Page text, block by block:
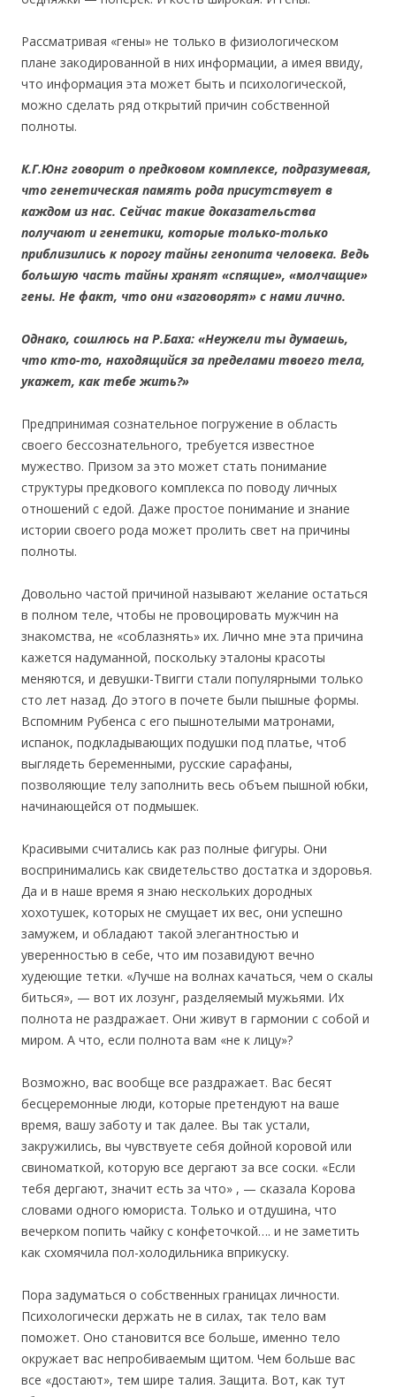
Рассматривая «гены» не только в физиологическом
плане закодированной в них информации, а имея ввиду,
что информация эта может быть и психологической,
можно сделать ряд открытий причин собственной
полноты.
К.Г.Юнг говорит о предковом комплексе, подразумевая,
что генетическая память рода присутствует в
каждом из нас. Сейчас такие доказательства
получают и генетики, которые только-только
приблизились к порогу тайны генопита человека. Ведь
большую часть тайны хранят «спящие», «молчащие»
гены. Не факт, что они «заговорят» с нами лично.
Однако, сошлюсь на Р.Баха: «Неужели ты думаешь,
что кто-то, находящийся за пределами твоего тела,
укажет, как тебе жить?»
Предпринимая сознательное погружение в область
своего бессознательного, требуется известное
мужество. Призом за это может стать понимание
структуры предкового комплекса по поводу личных
отношений с едой. Даже простое понимание и знание
истории своего рода может пролить свет на причины
полноты.
Довольно частой причиной называют желание остаться
в полном теле, чтобы не провоцировать мужчин на
знакомства, не «соблазнять» их. Лично мне эта причина
кажется надуманной, поскольку эталоны красоты
меняются, и девушки-Твигги стали популярными только
сто лет назад. До этого в почете были пышные формы.
Вспомним Рубенса с его пышнотелыми матронами,
испанок, подкладывающих подушки под платье, чтоб
выглядеть беременными, русские сарафаны,
позволяющие телу заполнить весь объем пышной юбки,
начинающейся от подмышек.
Красивыми считались как раз полные фигуры. Они
воспринимались как свидетельство достатка и здоровья.
Да и в наше время я знаю нескольких дородных
хохотушек, которых не смущает их вес, они успешно
замужем, и обладают такой элегантностью и
уверенностью в себе, что им позавидуют вечно
худеющие тетки. «Лучше на волнах качаться, чем о скалы
биться», — вот их лозунг, разделяемый мужьями. Их
полнота не раздражает. Они живут в гармонии с собой и
миром. А что, если полнота вам «не к лицу»?
Возможно, вас вообще все раздражает. Вас бесят
бесцеремонные люди, которые претендуют на ваше
время, вашу заботу и так далее. Вы так устали,
закружились, вы чувствуете себя дойной коровой или
свиноматкой, которую все дергают за все соски. «Если
тебя дергают, значит есть за что» , — сказала Корова
словами одного юмориста. Только и отдушина, что
вечерком попить чайку с конфеточкой…. и не заметить
как схомячила пол-холодильника вприкуску.
Пора задуматься о собственных границах личности.
Психологически держать не в силах, так тело вам
поможет. Оно становится все больше, именно тело
окружает вас непробиваемым щитом. Чем больше вас
все «достают», тем шире талия. Защита. Вот, как тут